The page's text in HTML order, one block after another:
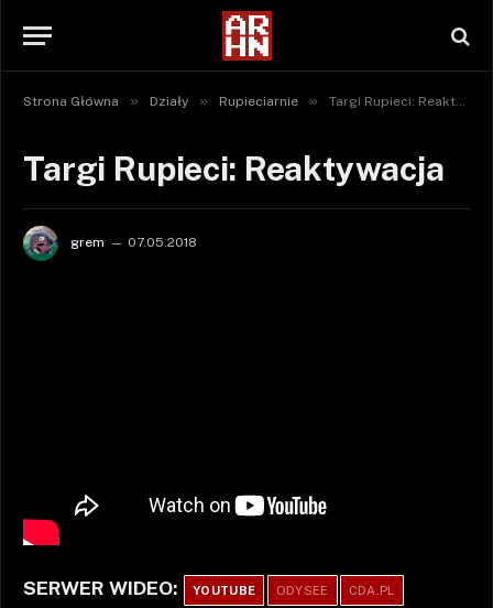
Strona Główna » Działy » Rupieciarnie » Targi Rupieci: Reaktywacja
Targi Rupieci: Reaktywacja
grem 07.05.2018
SERWER WIDEO: YOUTUBE ODYSEE CDA.PL